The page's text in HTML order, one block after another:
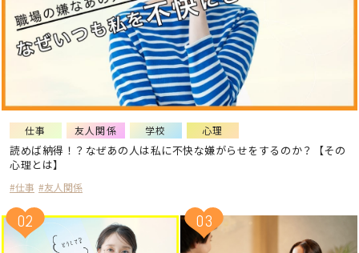
仕事 友人関係 学校 心理
読めば納得！？なぜあの人は私に不快な嫌がらせをするのか？【その
心理とは】
#仕事 #友人関係
02 03